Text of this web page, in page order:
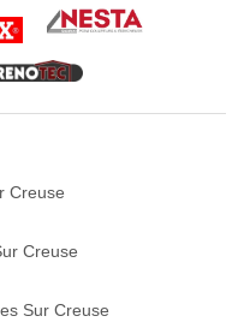
Creuse
Creuse
Sur Creuse